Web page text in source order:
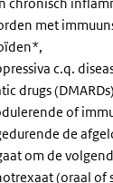
met
c.q.
drugs
of
de
om de
(oraal of